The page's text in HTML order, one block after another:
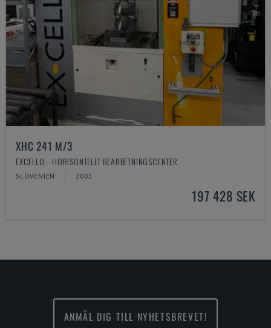
XHC 241 M/3
EXCELLO - HORISONTELLT BEARBETNINGSCENTER
SLOVENIEN 2003
197 428 SEK
ANMÄL DIG TILL NYHETSBREVET!